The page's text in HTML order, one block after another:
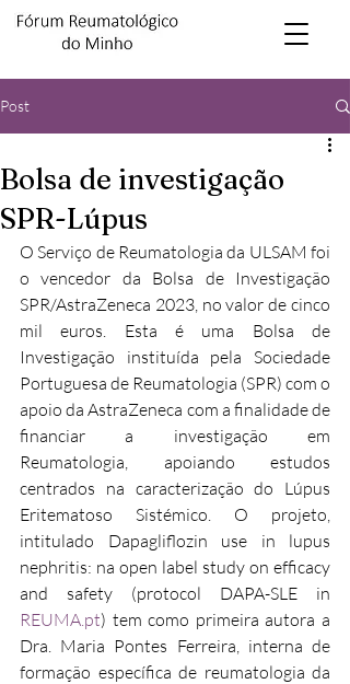
Post
Bolsa de investigação
SPR-Lúpus
O Serviço de Reumatologia da ULSAM foi
o vencedor da Bolsa de Investigação
SPR/AstraZeneca 2023, no valor de cinco
mil euros. Esta é uma Bolsa de
Investigação instituída pela Sociedade
Portuguesa de Reumatologia (SPR) com o
apoio da AstraZeneca com a finalidade de
financiar a investigação em
Reumatologia, apoiando estudos
centrados na caracterização do Lúpus
Eritematoso Sistémico. O projeto,
intitulado Dapagliflozin use in lupus
nephritis: na open label study on efficacy
REUMA.pt) tem como primeira autora a
Dra. Maria Pontes Ferreira, interna de
formação específica de reumatologia da